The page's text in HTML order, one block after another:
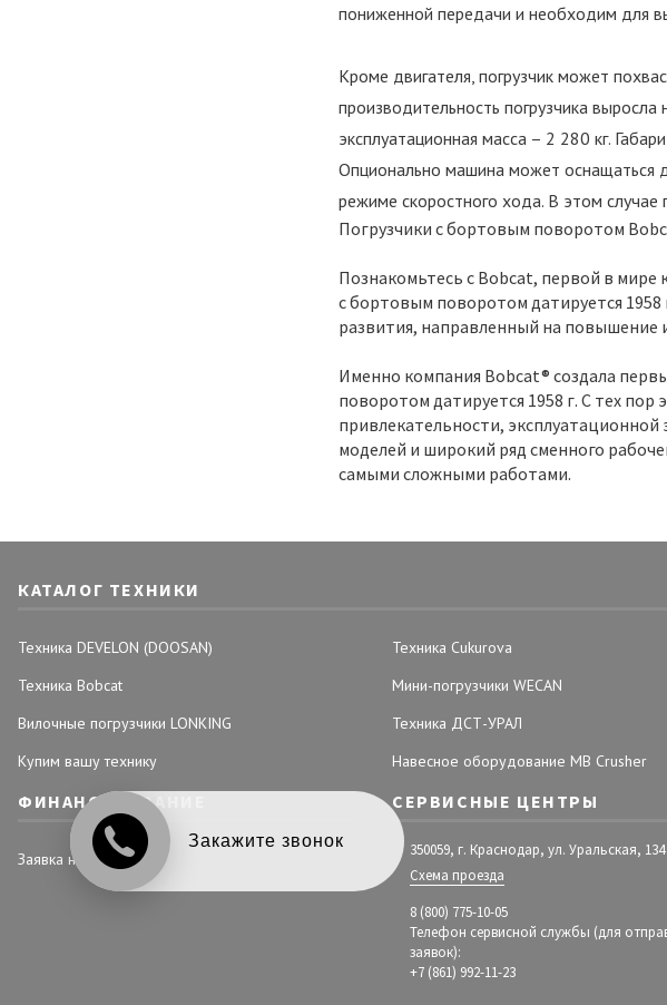
пониженной передачи и необходим для
Кроме двигателя, погрузчик может
производительность погрузчика
эксплуатационная масса – 2 280 кг.
Опционально машина может оснащаться
режиме скоростного хода. В этом
Погрузчики с бортовым поворотом
Познакомьтесь с Bobcat, первой в
с бортовым поворотом датируется 1958
развития, направленный на повышение
Именно компания Bobcat® создала
поворотом датируется 1958 г. С тех
привлекательности,
моделей и широкий ряд сменного
самыми сложными работами.
КАТАЛОГ ТЕХНИКИ
Техника DEVELON (DOOSAN)
Техника Cukurova
Техника Bobcat
Мини-погрузчики WECAN
Вилочные погрузчики LONKING
Техника ДСТ-УРАЛ
Купим вашу технику
Навесное оборудование MB Crusher
ФИНАНСИРОВАНИЕ
Заявка на лизинг
СЕРВИСНЫЕ ЦЕНТРЫ
350059, г. Краснодар, ул. Уральская, 134
Схема проезда
8 (800) 775-10-05
Телефон сервисной службы (для
заявок):
+7 (861) 992-11-23